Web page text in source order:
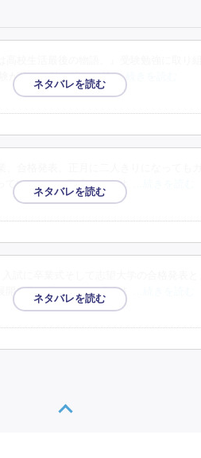
が迫り、時の流れと抗 …続きを読む
ているのって数人なんだよ
開に本作品らしさを感じま